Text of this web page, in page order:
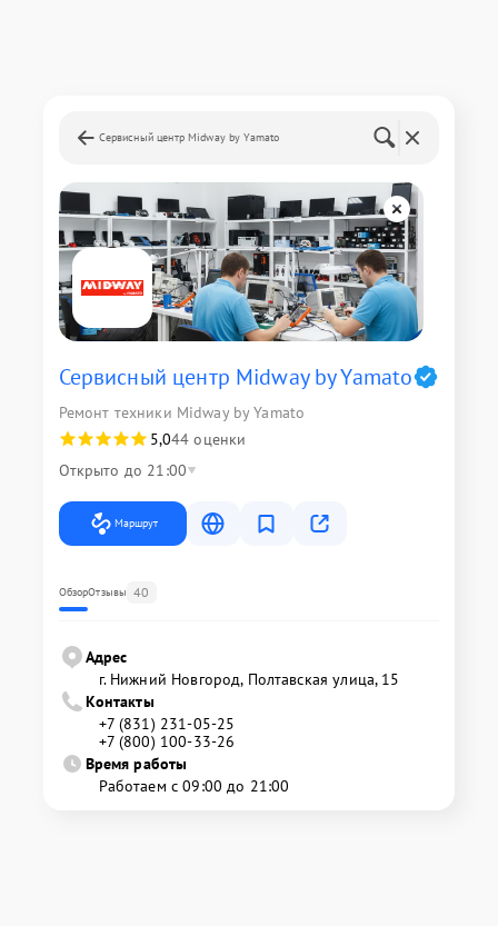
Сервисный центр Midway by Yamato
Сервисный центр Midway by Yamato
Ремонт техники Midway by Yamato
5,044 оценки
Открыто до 21:00
Маршрут
ОбзорОтзывы 40
Адрес
г. Нижний Новгород, Полтавская улица, 15
Контакты
+7 (831) 231-05-25
+7 (800) 100-33-26
Время работы
Работаем с 09:00 до 21:00